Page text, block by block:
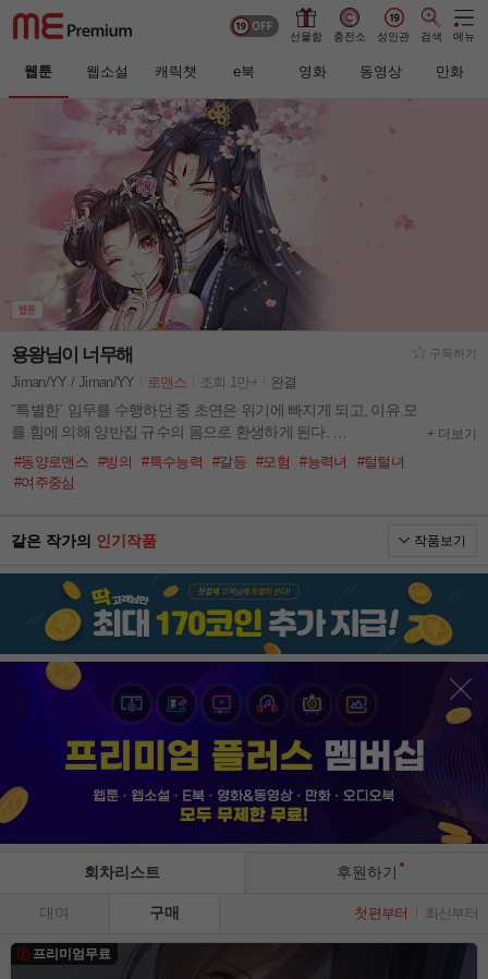
선물함 충전소 성인관 검색 메뉴
웹툰 웹소설 캐릭챗 e북 영화 동영상 만화
구독하기
용왕님이 너무해
Jiman/YY / Jiman/YY 로맨스 조회 1만+ 완결
˝특별한´ 임무를 수행하던 중 초연은 위기에 빠지게 되고, 이유 모
를 힘에 의해 양반집 규수의 몸으로 환생하게 된다.
그녀의 억울한 죽음을 풀어주기 위해 초연은 남궁가연이 되기로
마음 먹는데, 난데없이 ´걸림돌´이 나타나 그녀의 앞길을 가로막
+ 더보기
#동양로맨스 #빙의 #특수능력 #갈등 #모험 #능력녀
#털털녀
#여주중심
같은 작가의 인기작품 작품보기
회차리스트 후원하기
대여 구매 첫편부터 최신부터
프리미엄무료